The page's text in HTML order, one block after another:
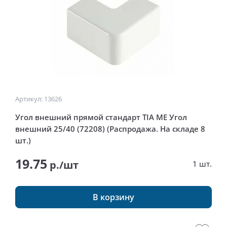
Артикул: 13626
Угол внешний прямой стандарт TIA ME Угол
внешний 25/40 (72208) (Распродажа. На складе 8
шт.)
19.75 р./шт 1 шт.
В корзину